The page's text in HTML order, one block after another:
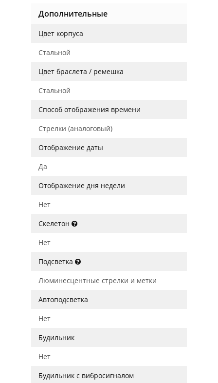
Дополнительные
Цвет корпуса
Стальной
Цвет браслета / ремешка
Стальной
Способ отображения времени
Стрелки (аналоговый)
Отображение даты
Да
Отображение дня недели
Нет
Скелетон
Нет
Подсветка
Люминесцентные стрелки и метки
Автоподсветка
Нет
Будильник
Нет
Будильник с вибросигналом